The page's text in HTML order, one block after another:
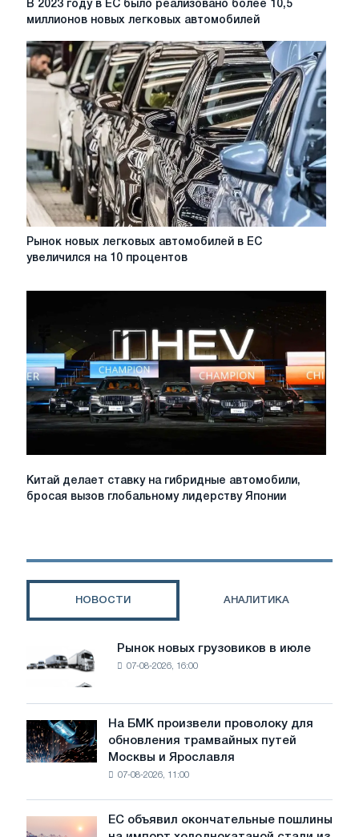
в
ЕС
было
реализовано
миллионов
новых
легковых
автомобилей
В 2023 году в ЕС было реализовано более 10,5
миллионов новых легковых автомобилей
Рынок
увеличился
на
10
процентов
Рынок новых легковых автомобилей в ЕС
увеличился на 10 процентов
Китай
делает
автомобили,
лидерству
Китай делает ставку на гибридные автомобили,
бросая вызов глобальному лидерству Японии
НОВОСТИ АНАЛИТИКА
Рынок
новых
грузовиков
в
июле
Рынок новых грузовиков в июле
07-08-2026, 16:00
На
БМК
произвели
трамвайных
На БМК произвели проволоку для
обновления трамвайных путей
Москвы и Ярославля
07-08-2026, 11:00
ЕС объявил окончательные пошлины